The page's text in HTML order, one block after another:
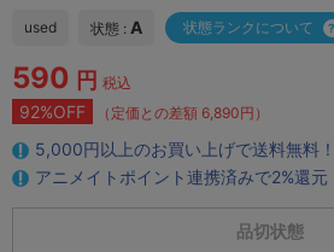
used 状態 : A 状態ランクについて
590 円 税込
92%OFF （定価との差額 6,890円）
5,000円以上のお買い上げで送料無料！
アニメイトポイント連携済みで2%還元
品切状態